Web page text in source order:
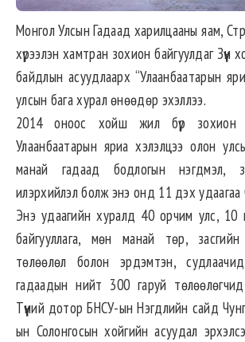
Монгол Улсын Гадаад харилцааны яам,
хүрээлэн хамтран зохион байгуулдаг Зүүн
байдлын асуудлаарх “Улаанбаатарын
улсын бага хурал өнөөдөр эхэллээ.
2014 оноос хойш жил бүр зохион
Улаанбаатарын яриа хэлэлцээ олон
манай гадаад бодлогын нэгдмэл,
илэрхийлэл болж энэ онд 11 дэх удаагаа
Энэ удаагийн хуралд 40 орчим улс, 10
байгууллага, мөн манай төр, засгийн
төлөөлөл болон эрдэмтэн,
гадаадын нийт 300 гаруй
Түүний дотор БНСУ-ын Нэгдлийн сайд
ын Солонгосын хойгийн асуудал